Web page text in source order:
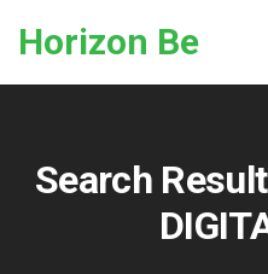
Horizon Be
Search